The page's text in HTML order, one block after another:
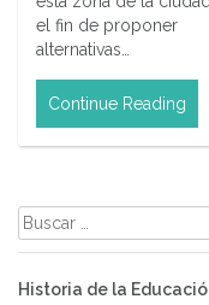
el fin de proponer
alternativas…
Continue Reading
Buscar:
Historia de la